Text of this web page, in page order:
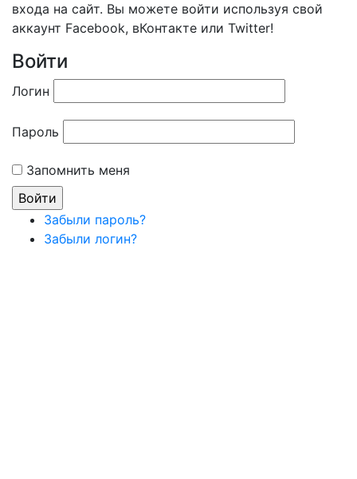
входа на сайт. Вы можете войти используя свой
аккаунт Facebook, вКонтакте или Twitter!
Войти
Логин
Пароль
Запомнить меня
Забыли пароль?
Забыли логин?